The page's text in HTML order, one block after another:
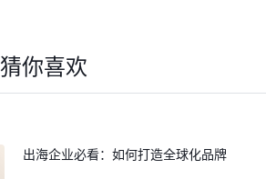
猜你喜欢
出海企业必看：如何打造全球化品牌